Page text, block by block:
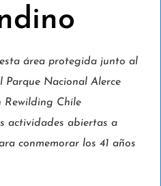
área protegida junto al
Parque Nacional Alerce
Rewilding Chile
actividades abiertas a
conmemorar los 41 años